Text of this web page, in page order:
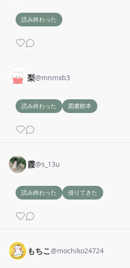
読み終わった
梨@mnmxb3
読み終わった 図書館本
霞@s_13u
読み終わった 借りてきた
もちこ@mochiko24724